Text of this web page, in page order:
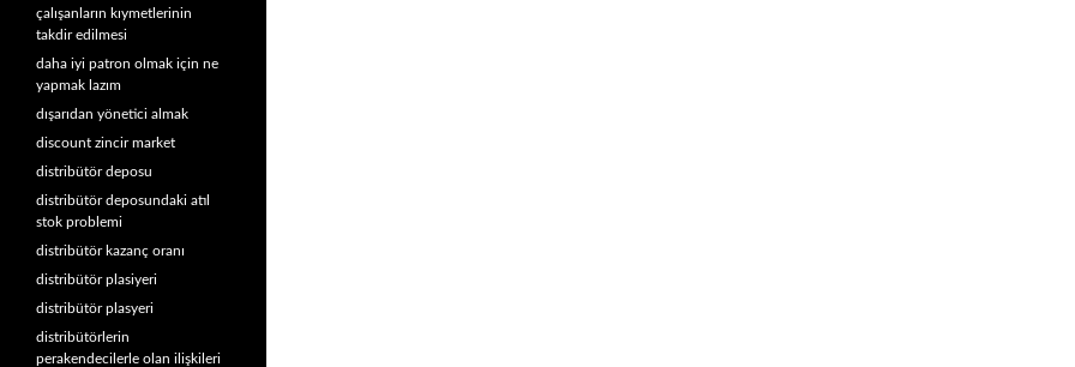
çalışanların kıymetlerinin
takdir edilmesi
daha iyi patron olmak için ne
yapmak lazım
dışarıdan yönetici almak
discount zincir market
distribütör deposu
distribütör deposundaki atıl
stok problemi
distribütör kazanç oranı
distribütör plasiyeri
distribütör plasyeri
distribütörlerin
perakendecilerle olan ilişkileri